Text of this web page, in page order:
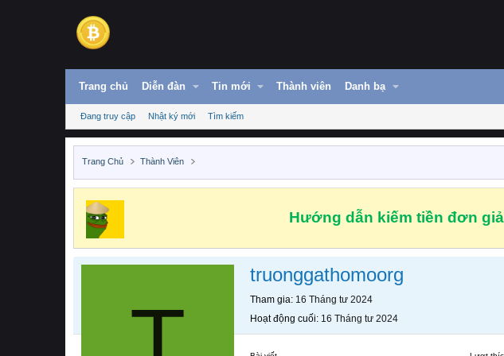
Trang chủ Diễn đàn Tin mới Thành viên Danh bạ
Đang truy cập Nhật ký mới Tìm kiếm
Trang Chủ Thành Viên
Hướng dẫn kiếm tiền đơn
truonggathomoorg
Tham gia 16 Tháng tư 2024
Hoạt động cuối 16 Tháng tư 2024